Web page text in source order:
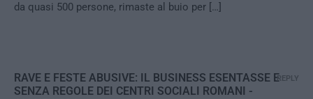
da quasi 500 persone, rimaste al buio per […]
RAVE E FESTE ABUSIVE: IL BUSINESS ESENTASSE E
SENZA REGOLE DEI CENTRI SOCIALI ROMANI -
REPLY